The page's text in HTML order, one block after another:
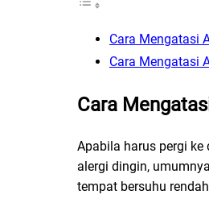
Cara Mengatasi
Cara Mengatasi
Cara
Apabila harus pergi
alergi dingin,
tempat bersuhu